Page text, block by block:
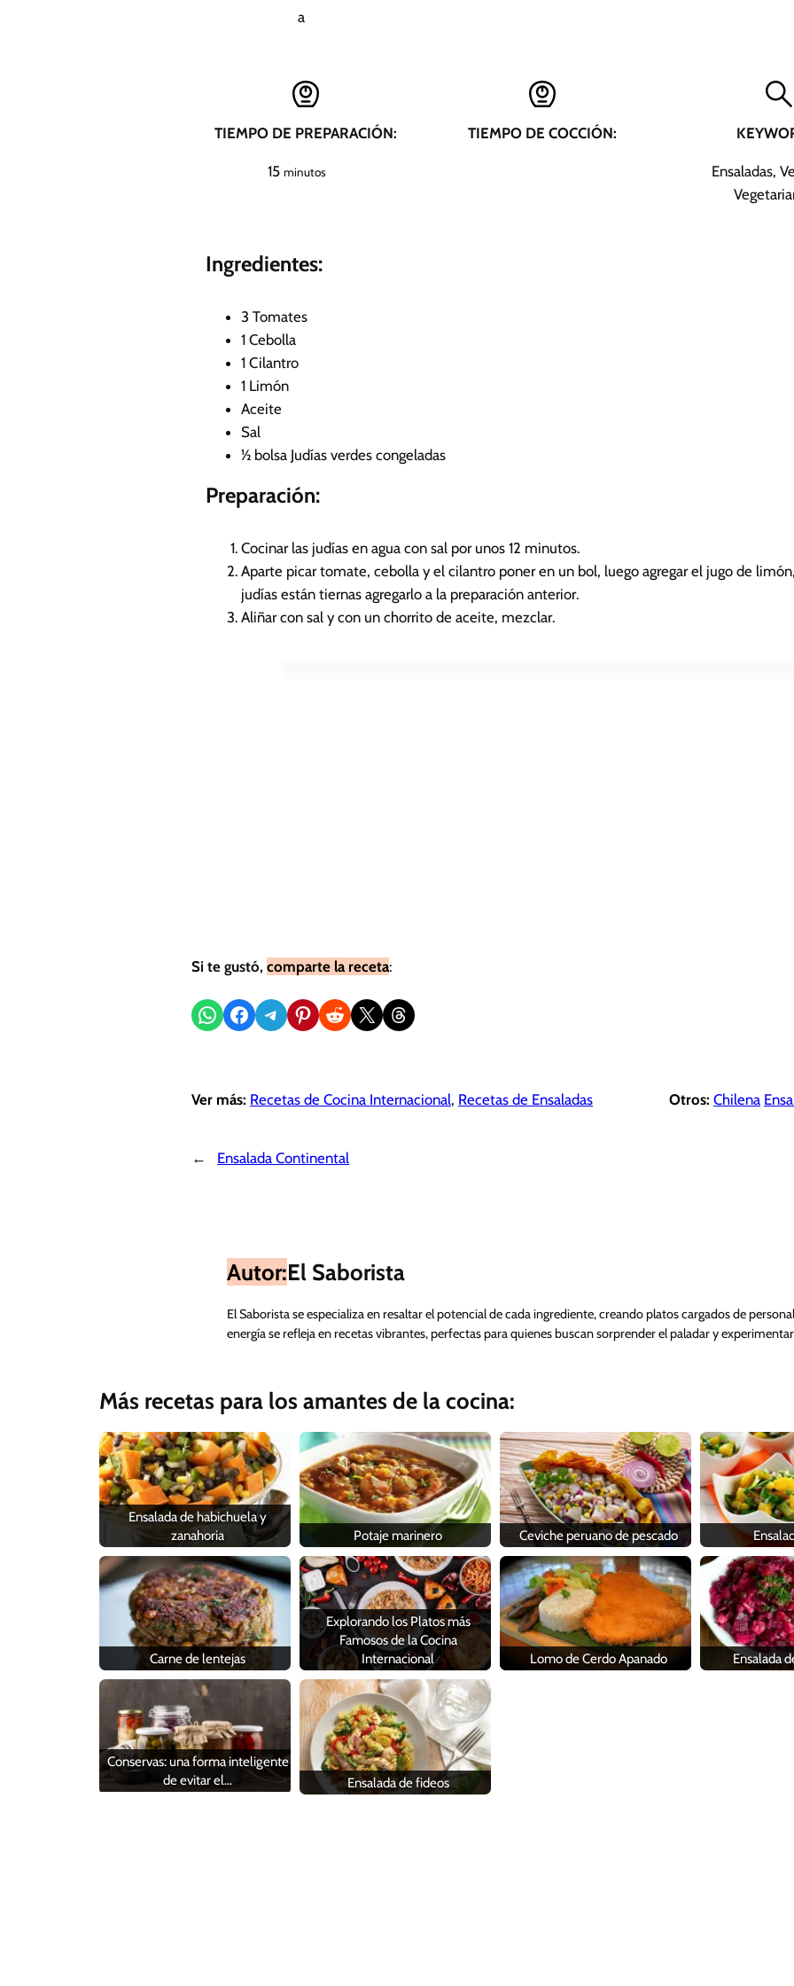
a
TIEMPO DE PREPARACIÓN:
15m
t
minutos
TIEMPO DE COCCIÓN:
Ensaladas,
Ingredientes:
3 Tomates
1 Cebolla
1 Cilantro
1 Limón
Aceite
Sal
½ bolsa Judías verdes congeladas
Preparación:
Cocinar las judías en agua con sal por unos 12 minutos.
Aparte picar tomate, cebolla y el cilantro poner en un bol, luego agregar el jugo de
judías están tiernas agregarlo a la preparación anterior.
Aliñar con sal y con un chorrito de aceite, mezclar.
Si te gustó, comparte la receta:
Compartir en WhatsApp
Compartir en Facebook
Compartir en Telegram
Compartir en Pinterest
Compartir en Reddit
Compartir en X Share on Threads
Ver más: Recetas de Cocina Internacional, Recetas de Ensaladas Otros: Chilena
← Ensalada Continental
Autor:El Saborista
El Saborista se especializa en resaltar el potencial de cada ingrediente, creando platos cargados de
energía se refleja en recetas vibrantes, perfectas para quienes buscan sorprender el paladar y
Más recetas para los amantes de la cocina:
Ensalada de habichuela y
zanahoria
Potaje marinero Ceviche peruano de pescado
Carne de lentejas
Explorando los Platos más
Famosos de la Cocina
Internacional
Lomo de Cerdo Apanado Ensalada
Conservas: una forma inteligente
de evitar el…
Ensalada de fideos